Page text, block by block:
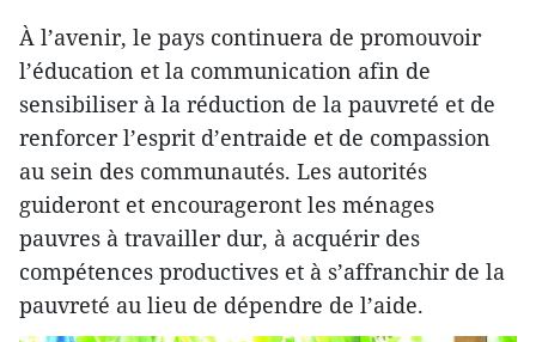
À l’avenir, le pays continuera de promouvoir
l’éducation et la communication afin de
sensibiliser à la réduction de la pauvreté et de
renforcer l’esprit d’entraide et de compassion
au sein des communautés. Les autorités
guideront et encourageront les ménages
pauvres à travailler dur, à acquérir des
compétences productives et à s’affranchir de la
pauvreté au lieu de dépendre de l’aide.